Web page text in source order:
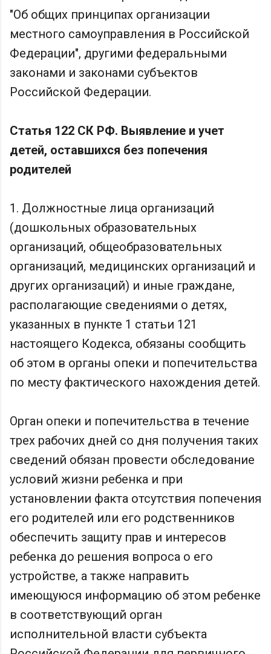
"Об общих принципах организации
местного самоуправления в Российской
Федерации", другими федеральными
законами и законами субъектов
Российской Федерации.
Статья 122 СК РФ. Выявление и учет
детей, оставшихся без попечения
родителей
1. Должностные лица организаций
(дошкольных образовательных
организаций, общеобразовательных
организаций, медицинских организаций и
других организаций) и иные граждане,
располагающие сведениями о детях,
указанных в пункте 1 статьи 121
настоящего Кодекса, обязаны сообщить
об этом в органы опеки и попечительства
по месту фактического нахождения детей.
Орган опеки и попечительства в течение
трех рабочих дней со дня получения таких
сведений обязан провести обследование
условий жизни ребенка и при
установлении факта отсутствия попечения
его родителей или его родственников
обеспечить защиту прав и интересов
ребенка до решения вопроса о его
устройстве, а также направить
имеющуюся информацию об этом ребенке
в соответствующий орган
исполнительной власти субъекта